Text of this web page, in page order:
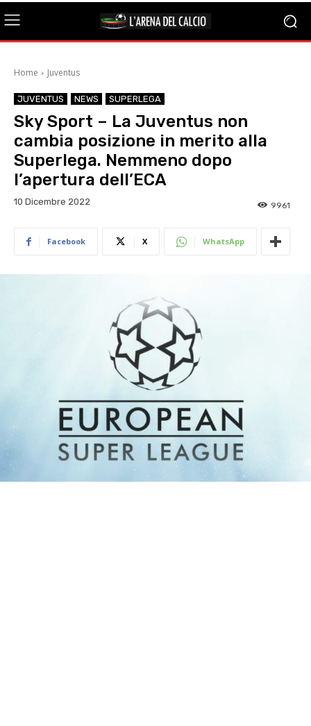
Home Juventus
JUVENTUS NEWS SUPERLEGA
Sky Sport – La Juventus non
cambia posizione in merito alla
Superlega. Nemmeno dopo
l’apertura dell’ECA
10 Dicembre 2022 9961
Facebook X WhatsApp